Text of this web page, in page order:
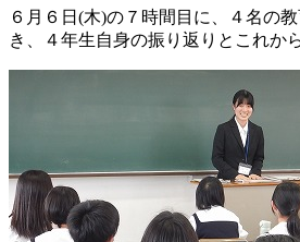
６月６日(木)の７時間目に、４名の
き、４年生自身の振り返りとこれか